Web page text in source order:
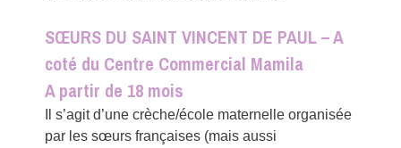
SŒURS DU SAINT VINCENT DE PAUL – A
coté du Centre Commercial Mamila
A partir de 18 mois
Il s’agit d’une crèche/école maternelle organisée
par les sœurs françaises (mais aussi